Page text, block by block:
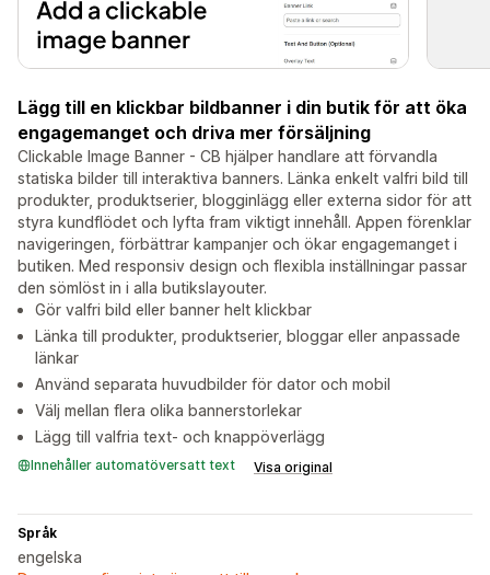
Lägg till en klickbar bildbanner i din butik för att öka
engagemanget och driva mer försäljning
Clickable Image Banner - CB hjälper handlare att förvandla
statiska bilder till interaktiva banners. Länka enkelt valfri bild till
produkter, produktserier, blogginlägg eller externa sidor för att
styra kundflödet och lyfta fram viktigt innehåll. Appen förenklar
navigeringen, förbättrar kampanjer och ökar engagemanget i
butiken. Med responsiv design och flexibla inställningar passar
den sömlöst in i alla butikslayouter.
Gör valfri bild eller banner helt klickbar
Länka till produkter, produktserier, bloggar eller anpassade
länkar
Använd separata huvudbilder för dator och mobil
Välj mellan flera olika bannerstorlekar
Lägg till valfria text- och knappöverlägg
Innehåller automatöversatt text Visa original
Språk
engelska